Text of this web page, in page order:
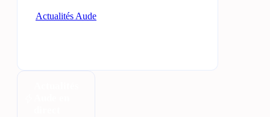
Actualités Aude